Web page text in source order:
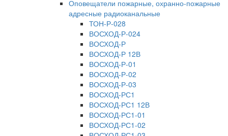
Оповещатели пожарные, охранно-пожарные
адресные радиоканальные
ТОН-Р-028
ВОСХОД-Р-024
ВОСХОД-Р
ВОСХОД-Р 12В
ВОСХОД-Р-01
ВОСХОД-Р-02
ВОСХОД-Р-03
ВОСХОД-РС1
ВОСХОД-РС1 12В
ВОСХОД-РС1-01
ВОСХОД-РС1-02